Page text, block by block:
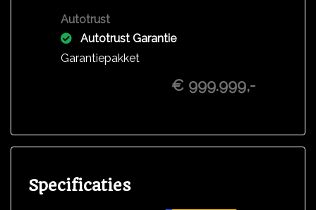
Autotrust
Autotrust Garantie
Garantiepakket
€ 999.999,-
Specificaties